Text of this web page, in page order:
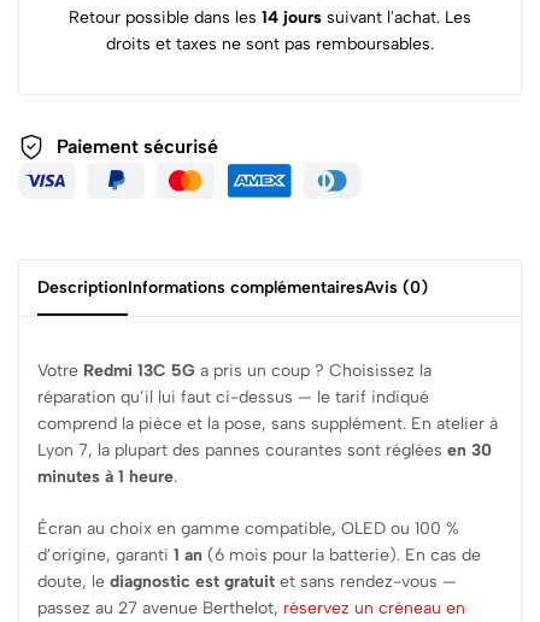
Retour possible dans les 14 jours suivant l'achat. Les
droits et taxes ne sont pas remboursables.
Paiement sécurisé
DescriptionInformations complémentairesAvis (0)
Votre Redmi 13C 5G a pris un coup ? Choisissez la
réparation qu’il lui faut ci-dessus — le tarif indiqué
comprend la pièce et la pose, sans supplément. En atelier à
Lyon 7, la plupart des pannes courantes sont réglées en 30
minutes à 1 heure.
Écran au choix en gamme compatible, OLED ou 100 %
d’origine, garanti 1 an (6 mois pour la batterie). En cas de
doute, le diagnostic est gratuit et sans rendez-vous —
passez au 27 avenue Berthelot, réservez un créneau en